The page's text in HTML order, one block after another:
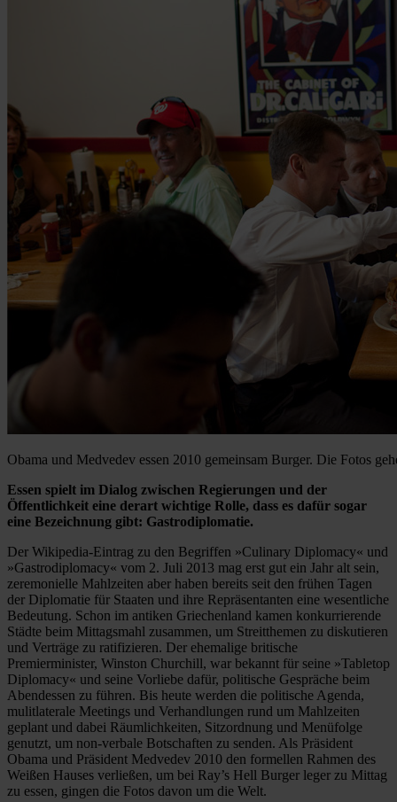
Obama und Medvedev essen 2010 gemeinsam Burger. Die Fotos
Essen spielt im Dialog zwischen Regierungen und der
Öffentlichkeit eine derart wichtige Rolle, dass es dafür sogar
eine Bezeichnung gibt: Gastrodiplomatie.
Der Wikipedia-Eintrag zu den Begriffen »Culinary Diplomacy« und
»Gastrodiplomacy« vom 2. Juli 2013 mag erst gut ein Jahr alt sein,
zeremonielle Mahlzeiten aber haben bereits seit den frühen Tagen
der Diplomatie für Staaten und ihre Repräsentanten eine wesentliche
Bedeutung. Schon im antiken Griechenland kamen konkurrierende
Städte beim Mittagsmahl zusammen, um Streitthemen zu diskutieren
und Verträge zu ratifizieren. Der ehemalige britische
Premierminister, Winston Churchill, war bekannt für seine »Tabletop
Diplomacy« und seine Vorliebe dafür, politische Gespräche beim
Abendessen zu führen. Bis heute werden die politische Agenda,
mulitlaterale Meetings und Verhandlungen rund um Mahlzeiten
geplant und dabei Räumlichkeiten, Sitzordnung und Menüfolge
genutzt, um non-verbale Botschaften zu senden. Als Präsident
Obama und Präsident Medvedev 2010 den formellen Rahmen des
Weißen Hauses verließen, um bei Ray’s Hell Burger leger zu Mittag
zu essen, gingen die Fotos davon um die Welt.